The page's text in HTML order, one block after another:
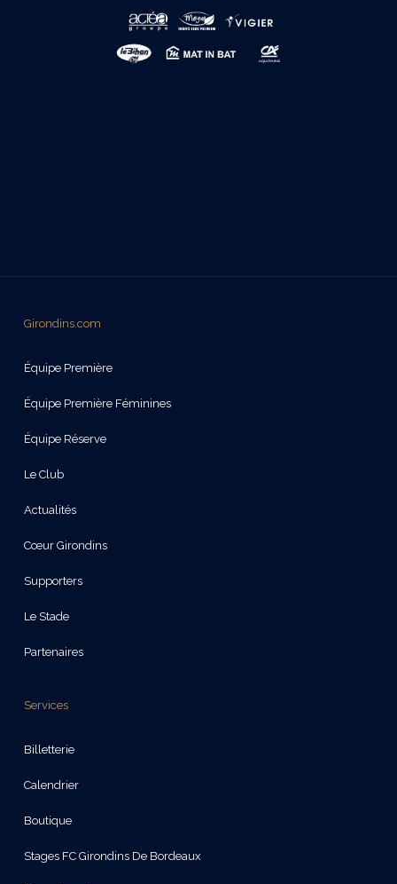
Girondins.com
Équipe Première
Équipe Première Féminines
Équipe Réserve
Le Club
Actualités
Cœur Girondins
Supporters
Le Stade
Partenaires
Services
Billetterie
Calendrier
Boutique
Stages FC Girondins De Bordeaux